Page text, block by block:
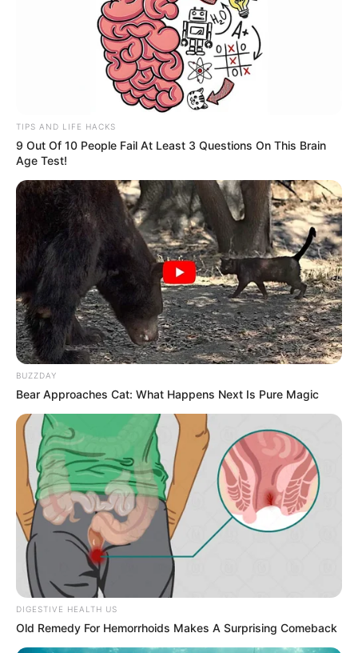
Aktualny wygląd panoramy
TIPS AND LIFE HACKS
9 Out Of 10 People Fail At Least 3 Questions On This Brain
Age Test!
BUZZDAY
Bear Approaches Cat: What Happens Next Is Pure Magic
DIGESTIVE HEALTH US
Old Remedy For Hemorrhoids Makes A Surprising Comeback